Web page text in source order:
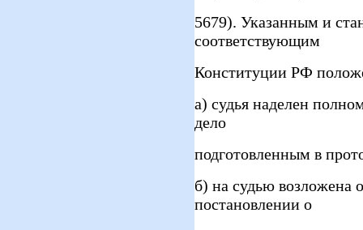
5679). Указанным и
соответствующим
Конституции РФ
а) судья наделен
дело
подготовленным в
б) на судью возложена
постановлении о